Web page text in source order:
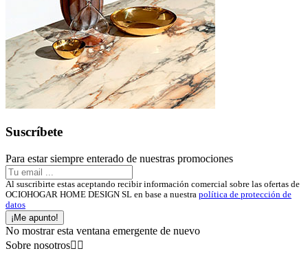
Suscríbete
Para estar siempre enterado de nuestras promociones
Al suscribirte estas aceptando recibir información comercial sobre las ofertas de
OCIOHOGAR HOME DESIGN SL en base a nuestra política de protección de
datos
¡Me apunto!
No mostrar esta ventana emergente de nuevo
Sobre nosotros 